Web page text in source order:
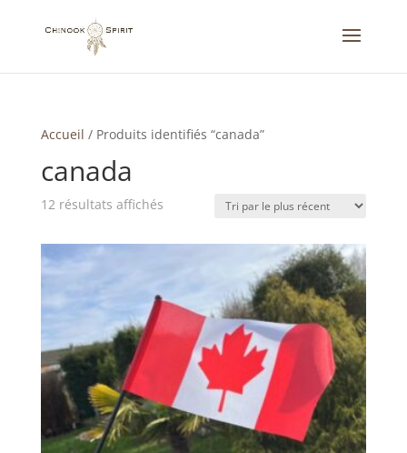
Accueil / Produits identifiés “canada”
canada
12 résultats affichésTrié
plus
plus
ancien